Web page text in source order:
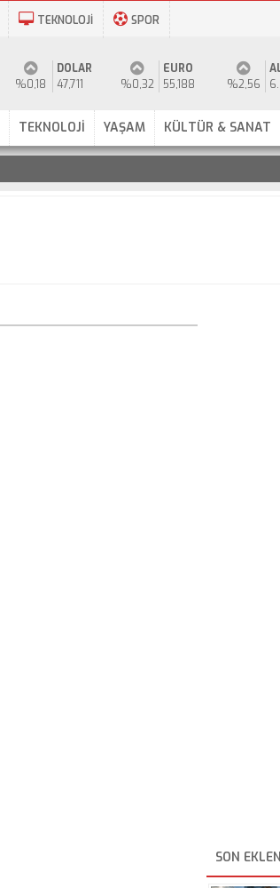
TEKNOLOJİ SPOR
%0,18
DOLAR
47,711
%0,32
EURO
55,188
%2,56
TEKNOLOJİ YAŞAM KÜLTÜR & SANAT
SON